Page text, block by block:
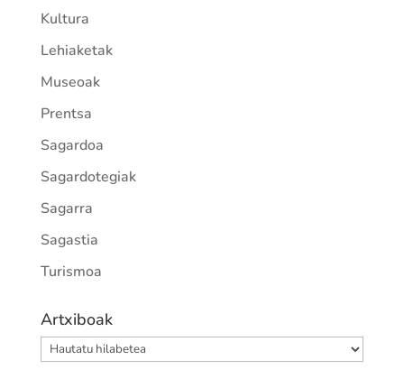
Kultura
Lehiaketak
Museoak
Prentsa
Sagardoa
Sagardotegiak
Sagarra
Sagastia
Turismoa
Artxiboak
Artxiboak